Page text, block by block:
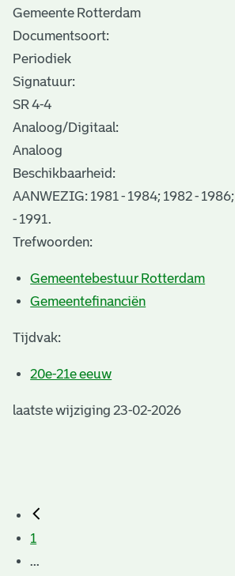
Gemeente Rotterdam
Documentsoort:
Periodiek
Signatuur:
SR 4-4
Analoog/Digitaal:
Analoog
Beschikbaarheid:
AANWEZIG: 1981 - 1984; 1982 -
- 1991.
Trefwoorden:
Gemeentebestuur Rotterdam
Gemeentefinanciën
Tijdvak:
20e-21e eeuw
laatste wijziging 23-02-2026
1
...